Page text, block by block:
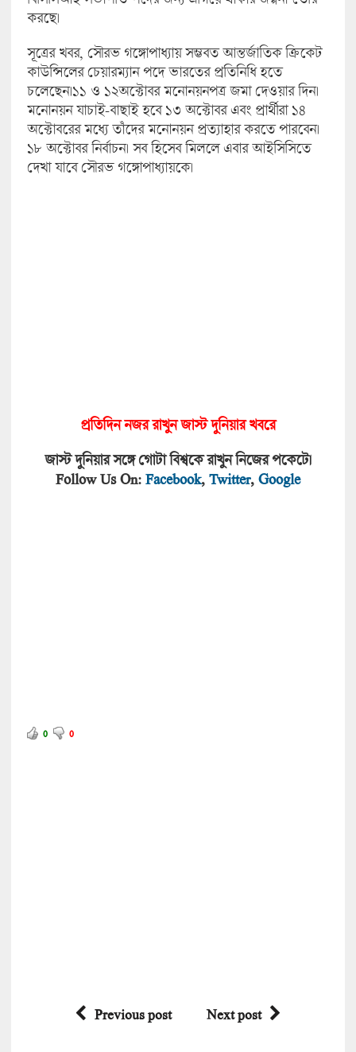
করছে।
সূত্রের খবর, সৌরভ গঙ্গোপাধ্যায় সম্ভবত আন্তর্জাতিক ক্রিকেট
কাউন্সিলের চেয়ারম্যান পদে ভারতের প্রতিনিধি হতে
চলেছেন।১১ ও ১২অক্টোবর মনোনয়নপত্র জমা দেওয়ার দিন।
মনোনয়ন যাচাই-বাছাই হবে ১৩ অক্টোবর এবং প্রার্থীরা ১৪
অক্টোবরের মধ্যে তাঁদের মনোনয়ন প্রত্যাহার করতে পারবেন।
১৮ অক্টোবর নির্বাচন। সব হিসেব মিললে এবার আইসিসিতে
দেখা যাবে সৌরভ গঙ্গোপাধ্যায়কে।
প্রতিদিন নজর রাখুন জাস্ট দুনিয়ার খবরে
জাস্ট দুনিয়ার সঙ্গে গোটা বিশ্বকে রাখুন নিজের পকেটে।
Follow Us On: Facebook, Twitter, Google
0 0
Previous post Next post